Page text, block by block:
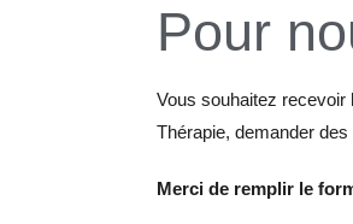
Pour
Vous souhaitez
Thérapie, demander
Merci de remplir le